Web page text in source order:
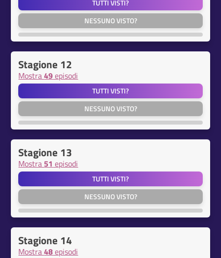
TUTTI VISTI?
NESSUNO VISTO?
Stagione 12
Mostra49episodi
TUTTI VISTI?
NESSUNO VISTO?
Stagione 13
Mostra 51 episodi
TUTTI VISTI?
NESSUNO VISTO?
Stagione 14
Mostra48episodi